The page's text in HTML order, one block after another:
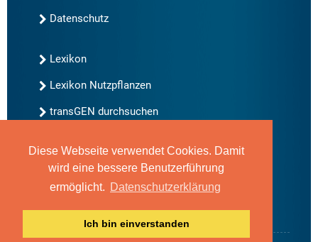
Diese Webseite verwendet Cookies. Damit
wird eine bessere Benutzerführung
ermöglicht. Datenschutzerklärung
Ich bin einverstanden
Datenschutz
Lexikon
Lexikon Nutzpflanzen
transGEN durchsuchen
Neu bei transGEN